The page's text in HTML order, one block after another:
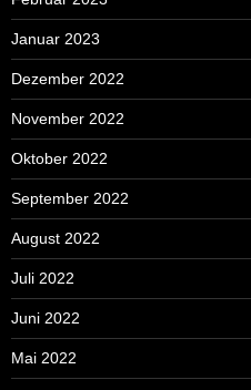
Januar 2023
Dezember 2022
November 2022
Oktober 2022
September 2022
August 2022
Juli 2022
Juni 2022
Mai 2022